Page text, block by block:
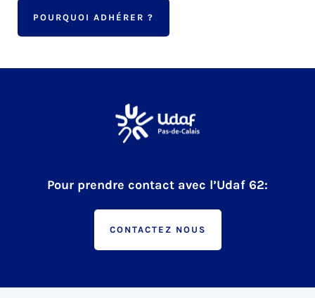
POURQUOI ADHÉRER ?
Pour prendre contact avec l’Udaf 62:
CONTACTEZ NOUS